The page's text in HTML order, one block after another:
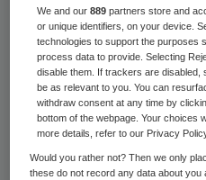
Tubantia. Het aantal
terug van 1600 naar
De Twentse
en gaat vooralsnijden
en de
honderd
We and our889 partners store and
or unique identifiers, on your device.
technologies to support the purposes
process data to provide. Selecting
disable them. If trackers are
be as relevant to you. You can
withdraw consent at any time by
bottom of the webpage. Your choices
more details, refer to our Privacy
Would you rather not? Then we only
these do not record any data about you